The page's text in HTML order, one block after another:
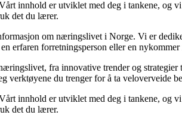
innhold er utviklet med deg i tankene, og
det du lærer.
om næringslivet i Norge. Vi er
erfaren forretningsperson eller en nykommer
fra innovative trender og
verktøyene du trenger for å ta veloverveide
innhold er utviklet med deg i tankene, og
det du lærer.